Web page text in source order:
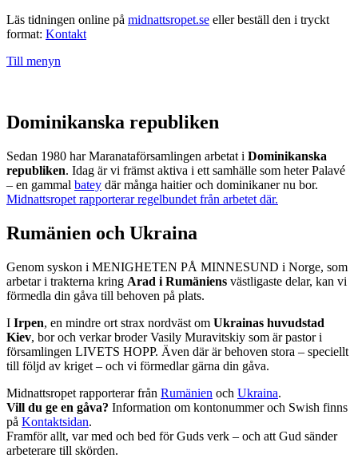
Läs tidningen online på midnattsropet.se eller beställ den i tryckt
format: Kontakt
Till menyn
Dominikanska republiken
Sedan 1980 har Maranataförsamlingen arbetat i Dominikanska
republiken. Idag är vi främst aktiva i ett samhälle som heter Palavé
– en gammal batey där många haitier och dominikaner nu bor.
Midnattsropet rapporterar regelbundet från arbetet där.
Rumänien och Ukraina
Genom syskon i MENIGHETEN PÅ MINNESUND i Norge, som
arbetar i trakterna kring Arad i Rumäniens västligaste delar, kan vi
förmedla din gåva till behoven på plats.
I Irpen, en mindre ort strax nordväst om Ukrainas huvudstad
Kiev, bor och verkar broder Vasily Muravitskiy som är pastor i
församlingen LIVETS HOPP. Även där är behoven stora – speciellt
till följd av kriget – och vi förmedlar gärna din gåva.
Midnattsropet rapporterar från Rumänien och Ukraina.
Vill du ge en gåva? Information om kontonummer och Swish finns
på Kontaktsidan.
Framför allt, var med och bed för Guds verk – och att Gud sänder
arbeterare till skörden.